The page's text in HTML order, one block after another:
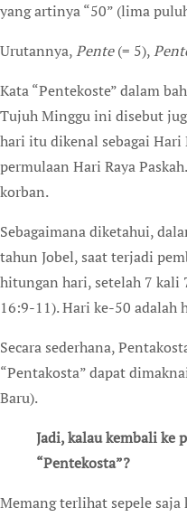
yang artinya “50” (lima
Urutannya,Pente(= 5),
Tujuh Minggu ini disebut
hari itu dikenal sebagai Hari
permulaan Hari Raya
korban.
Sebagaimana diketahui,
tahun Jobel, saat terjadi
hitungan hari, setelah 7 kali
16:9-11). Hari ke-50 adalah
Secara sederhana,
“Pentakosta” dapat
Baru).
Jadi, kalau kembali ke pertanyaan di atas tadi, yang betul “Pantekosta” atau “Pentakosta” atau
“Pentekosta”?
Memang terlihat sepele saja